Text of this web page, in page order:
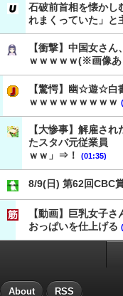
石破前首相を懐かし
れまくっていた」
【衝撃】中国女さ
ｗｗｗｗｗ(※画像あ
【驚愕】幽☆遊☆白
ｗｗｗｗｗｗｗｗｗ
【大惨事】解雇さ
たスタバ元従業員
ｗｗ」⇒！
(01:35)
8/9(日) 第62回CBC
【動画】巨乳女子
おっぱいを仕上げる
About RSS